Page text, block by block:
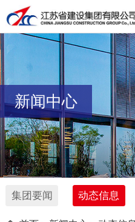
新闻中心
集团要闻 动态信息